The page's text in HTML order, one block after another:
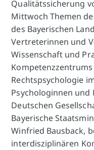
Qualitätssicherung
Mittwoch Themen
des Bayerischen
Vertreterinnen und
Wissenschaft und
Rechtspsychologie
Psychologinnen und
Deutschen
Bayerische
Winfried Bausback,
interdisziplinären